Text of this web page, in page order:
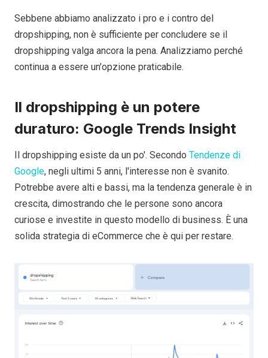
Sebbene abbiamo analizzato i pro e i contro del
dropshipping, non è sufficiente per concludere se il
dropshipping valga ancora la pena. Analizziamo perché
continua a essere un'opzione praticabile.
Il dropshipping è un potere
duraturo: Google Trends Insight
Il dropshipping esiste da un po'. Secondo Tendenze di
Google, negli ultimi 5 anni, l'interesse non è svanito.
Potrebbe avere alti e bassi, ma la tendenza generale è in
crescita, dimostrando che le persone sono ancora
curiose e investite in questo modello di business. È una
solida strategia di eCommerce che è qui per restare.